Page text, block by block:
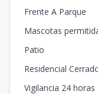
Frente A Parque
Mascotas
Patio
Residencial
Vigilancia 24 horas